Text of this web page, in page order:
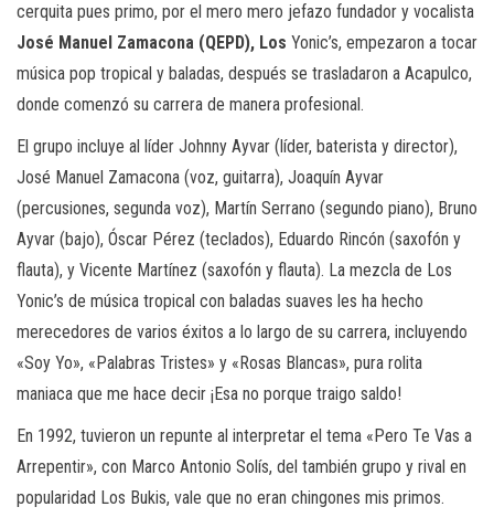
cerquita pues primo, por el mero mero jefazo fundador y vocalista
José Manuel Zamacona (QEPD), Los Yonic’s, empezaron a tocar
música pop tropical y baladas, después se trasladaron a Acapulco,
donde comenzó su carrera de manera profesional.
El grupo incluye al líder Johnny Ayvar (líder, baterista y director),
José Manuel Zamacona (voz, guitarra), Joaquín Ayvar
(percusiones, segunda voz), Martín Serrano (segundo piano), Bruno
Ayvar (bajo), Óscar Pérez (teclados), Eduardo Rincón (saxofón y
flauta), y Vicente Martínez (saxofón y flauta). La mezcla de Los
Yonic’s de música tropical con baladas suaves les ha hecho
merecedores de varios éxitos a lo largo de su carrera, incluyendo
«Soy Yo», «Palabras Tristes» y «Rosas Blancas», pura rolita
maniaca que me hace decir ¡Esa no porque traigo saldo!
En 1992, tuvieron un repunte al interpretar el tema «Pero Te Vas a
Arrepentir», con Marco Antonio Solís, del también grupo y rival en
popularidad Los Bukis, vale que no eran chingones mis primos.